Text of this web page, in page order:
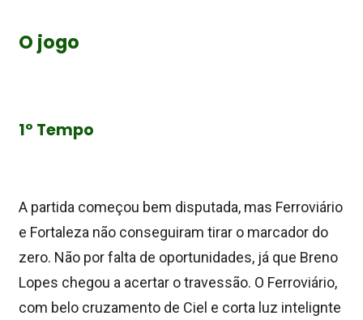
O jogo
1º Tempo
A partida começou bem disputada, mas Ferroviário
e Fortaleza não conseguiram tirar o marcador do
zero. Não por falta de oportunidades, já que Breno
Lopes chegou a acertar o travessão. O Ferroviário,
com belo cruzamento de Ciel e corta luz intelignte